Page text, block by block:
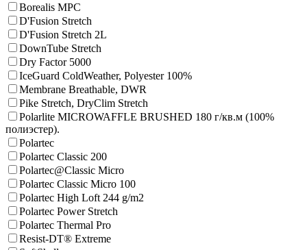
Borealis MPC
D'Fusion Stretch
D'Fusion Stretch 2L
DownTube Stretch
Dry Factor 5000
IceGuard ColdWeather, Polyester 100%
Membrane Breathable, DWR
Pike Stretch, DryClim Stretch
Polarlite MICROWAFFLE BRUSHED 180 г/кв.м (100%
полиэстер).
Polartec
Polartec Classic 200
Polartec@Classic Micro
Polartec Classic Micro 100
Polartec High Loft 244 g/m2
Polartec Power Stretch
Polartec Thermal Pro
Resist-DT® Extreme